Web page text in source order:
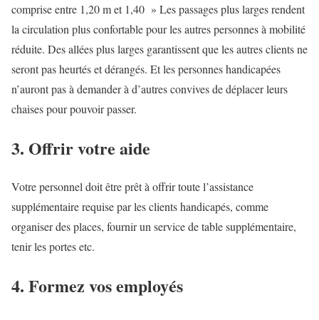
comprise entre 1,20 m et 1,40 » Les passages plus larges rendent
la circulation plus confortable pour les autres personnes à mobilité
réduite. Des allées plus larges garantissent que les autres clients ne
seront pas heurtés et dérangés. Et les personnes handicapées
n’auront pas à demander à d’autres convives de déplacer leurs
chaises pour pouvoir passer.
3. Offrir votre aide
Votre personnel doit être prêt à offrir toute l’assistance
supplémentaire requise par les clients handicapés, comme
organiser des places, fournir un service de table supplémentaire,
tenir les portes etc.
4. Formez vos employés